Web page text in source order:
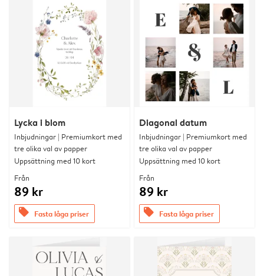
Lycka i blom
Inbjudningar | Premiumkort med
tre olika val av papper
Uppsättning med 10 kort
Från
89 kr
offers Fasta låga priser
Diagonal datum
Inbjudningar | Premiumkort med
tre olika val av papper
Uppsättning med 10 kort
Från
89 kr
offers Fasta låga priser